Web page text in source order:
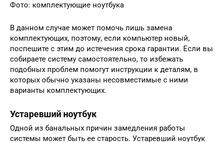
Фото: комплектующие ноутбука
В данном случае может помочь лишь замена
комплектующих, поэтому, если компьютер новый,
поспешите с этим до истечения срока гарантии. Если вы
собираете систему самостоятельно, то избежать
подобных проблем помогут инструкции к деталям, в
которых обычно указаны несовместимые с ними
варианты комплектующих.
Устаревший ноутбук
Одной из банальных причин замедления работы
системы может быть ее старость. Устаревший ноутбук